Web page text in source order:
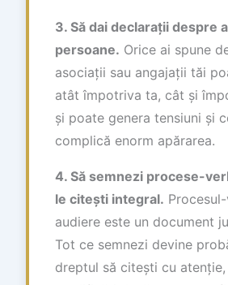
3. Să dai declarații despre
persoane. Orice ai spune
asociații sau angajații tăi
atât împotriva ta, cât și
și poate genera tensiuni și
complică enorm apărarea.
4. Să semnezi procese-
le citești integral.
audiere este un document
Tot ce semnezi devine
dreptul să citești cu atenție,